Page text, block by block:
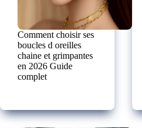
Comment choisir ses
boucles d oreilles
chaine et grimpantes
en 2026 Guide
complet